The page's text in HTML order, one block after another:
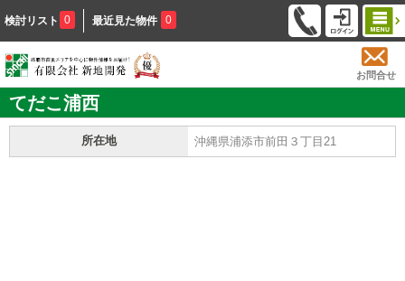
検討リスト 0 最近見た物件 0
お問合せ
てだこ浦西
所在地 沖縄県浦添市前田３丁目21